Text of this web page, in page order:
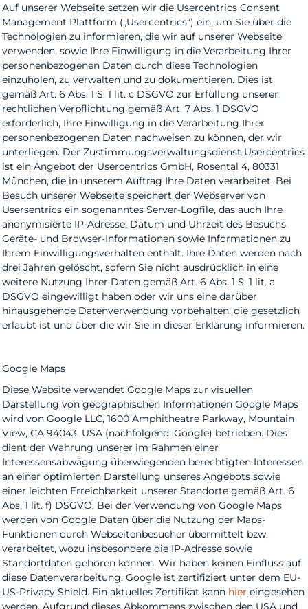
Auf unserer Webseite setzen wir die Usercentrics Consent
Management Plattform („Usercentrics“) ein, um Sie über die
Technologien zu informieren, die wir auf unserer Webseite
verwenden, sowie Ihre Einwilligung in die Verarbeitung Ihrer
personenbezogenen Daten durch diese Technologien
einzuholen, zu verwalten und zu dokumentieren. Dies ist
gemäß Art. 6 Abs. 1 S. 1 lit. c DSGVO zur Erfüllung unserer
rechtlichen Verpflichtung gemäß Art. 7 Abs. 1 DSGVO
erforderlich, Ihre Einwilligung in die Verarbeitung Ihrer
personenbezogenen Daten nachweisen zu können, der wir
unterliegen. Der Zustimmungsverwaltungsdienst Usercentrics
ist ein Angebot der Usercentrics GmbH, Rosental 4, 80331
München, die in unserem Auftrag Ihre Daten verarbeitet. Bei
Besuch unserer Webseite speichert der Webserver von
Usersentrics ein sogenanntes Server-Logfile, das auch Ihre
anonymisierte IP-Adresse, Datum und Uhrzeit des Besuchs,
Geräte- und Browser-Informationen sowie Informationen zu
Ihrem Einwilligungsverhalten enthält. Ihre Daten werden nach
drei Jahren gelöscht, sofern Sie nicht ausdrücklich in eine
weitere Nutzung Ihrer Daten gemäß Art. 6 Abs. 1 S. 1 lit. a
DSGVO eingewilligt haben oder wir uns eine darüber
hinausgehende Datenverwendung vorbehalten, die gesetzlich
erlaubt ist und über die wir Sie in dieser Erklärung informieren.
Google Maps
Diese Website verwendet Google Maps zur visuellen
Darstellung von geographischen Informationen Google Maps
wird von Google LLC, 1600 Amphitheatre Parkway, Mountain
View, CA 94043, USA (nachfolgend: Google) betrieben. Dies
dient der Wahrung unserer im Rahmen einer
Interessensabwägung überwiegenden berechtigten Interessen
an einer optimierten Darstellung unseres Angebots sowie
einer leichten Erreichbarkeit unserer Standorte gemäß Art. 6
Abs. 1 lit. f) DSGVO. Bei der Verwendung von Google Maps
werden von Google Daten über die Nutzung der Maps-
Funktionen durch Webseitenbesucher übermittelt bzw.
verarbeitet, wozu insbesondere die IP-Adresse sowie
Standortdaten gehören können. Wir haben keinen Einfluss auf
diese Datenverarbeitung. Google ist zertifiziert unter dem EU-
US-Privacy Shield. Ein aktuelles Zertifikat kann hier eingesehen
werden. Aufgrund dieses Abkommens zwischen den USA und